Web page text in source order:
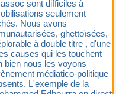
sont difficiles à
seulement
Nous avons
ghettoïsées,
à double titre , d'une
causes qui les touchent
bien nous les voyons
médiatico-politique
L'exemple de la